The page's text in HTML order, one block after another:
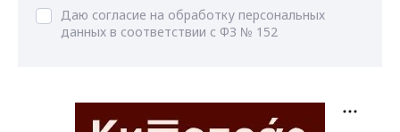
Даю согласие на обработку персональных
данных в соответствии с ФЗ № 152